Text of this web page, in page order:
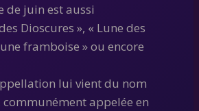
de juin est aussi
Dioscures », « Lune des
framboise » ou encore
lui vient du nom
communément appelée en